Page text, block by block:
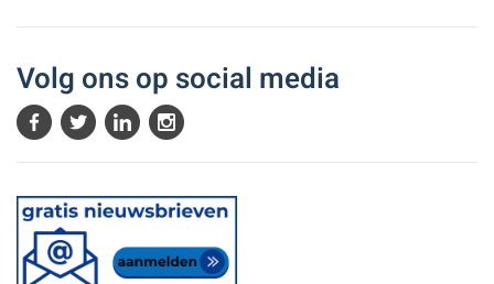
Volg ons op social media